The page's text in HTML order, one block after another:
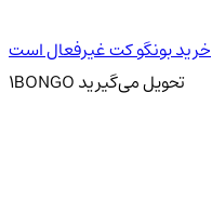
خرید بونگو کت غیرفعال است
1BONGO تحویلمی‌گیرید